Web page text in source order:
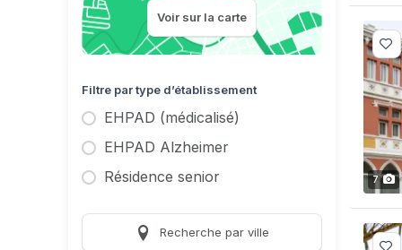
Voir sur la carte
Filtre par type d’établissement
EHPAD (médicalisé)
EHPAD Alzheimer
Résidence senior
Recherche par ville
7